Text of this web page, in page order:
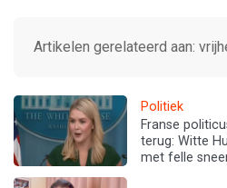
Artikelen gerelateerd aan:
Politiek
Franse
terug: Witte
met felle